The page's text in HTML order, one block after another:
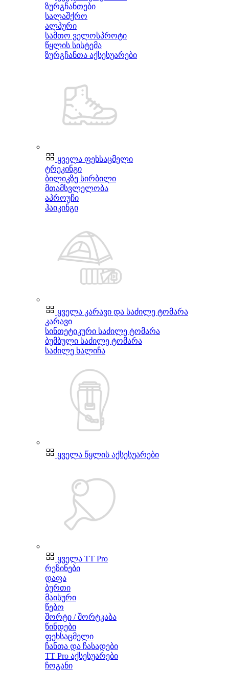
ზურგჩანთები
სალაშქრო
ალპური
სამთო ველოსპროტი
წყლის სისტემა
ზურგჩანთა აქსესუარები
ყველა ფეხსაცმელი
ტრეკინგი
ბილიკზე სირბილი
მთამსვლელობა
აპროუჩი
ჰაიკინგი
ყველა კარავი და საძილე ტომარა
კარავი
სინთეტიკური საძილე ტომარა
ბუმბული საძილე ტომარა
საძილე ხალიჩა
ყველა წყლის აქსესუარები
ყველა TT Pro
რეზინები
დაფა
ბურთი
მაისური
წებო
შორტი / შორტკაბა
წინდები
ფეხსაცმელი
ჩანთა და ჩასადები
TT Pro აქსესუარები
ჩოგანი